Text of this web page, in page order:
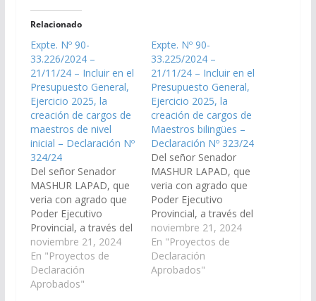
Relacionado
Expte. Nº 90-
33.226/2024 –
21/11/24 – Incluir en el
Presupuesto General,
Ejercicio 2025, la
creación de cargos de
maestros de nivel
inicial – Declaración Nº
324/24
Del señor Senador
MASHUR LAPAD, que
veria con agrado que
Poder Ejecutivo
Provincial, a través del
Ministerio de
Educación,Cultura,
ciencia y Tecnología
arbitre las medidas
noviembre 21, 2024
En "Proyectos de
Declaración
Aprobados"
Expte. Nº 90-
33.225/2024 –
21/11/24 – Incluir en el
Presupuesto General,
Ejercicio 2025, la
creación de cargos de
Maestros bilingües –
Declaración Nº 323/24
Del señor Senador
MASHUR LAPAD, que
veria con agrado que
Poder Ejecutivo
Provincial, a través del
Ministerio de
Educación, Cultura,
Ciencia y Tecnología,
arbitre las medidas
noviembre 21, 2024
En "Proyectos de
Declaración
Aprobados"